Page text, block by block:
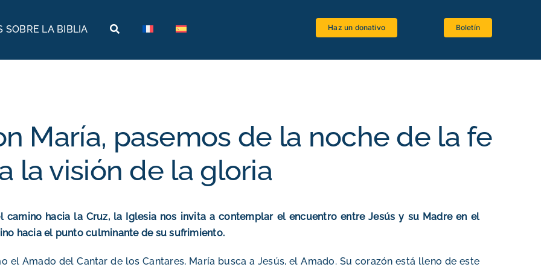
SOBRE LA BIBLIA
Museos bíblicos
Egipto
Jordania
Lenguas antiguas
Haz un donativo Boletín
María, pasemos de la noche de la fe
la visión de la gloria
camino hacia la Cruz, la Iglesia nos invita a contemplar el encuentro entre Jesús y su Madre en el
hacia el punto culminante de su sufrimiento.
el Amado del Cantar de los Cantares, María busca a Jesús, el Amado. Su corazón está lleno de este